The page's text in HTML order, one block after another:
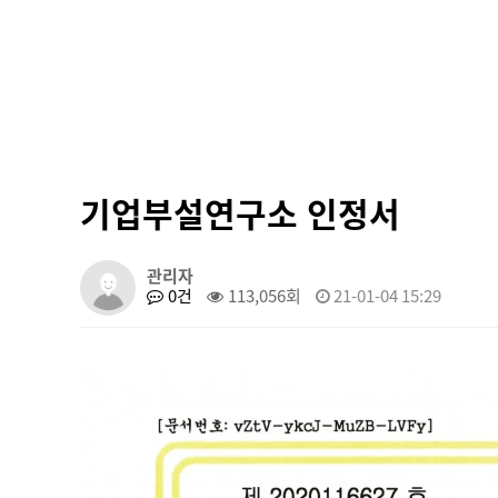
기업부설연구소 인정서
관리자
0건
113,056회 21-01-04 15:29